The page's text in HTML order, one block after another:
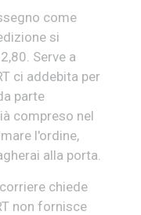
come
si
Serve a
ci addebita per
parte
compreso nel
l'ordine,
alla porta.
chiede
non fornisce